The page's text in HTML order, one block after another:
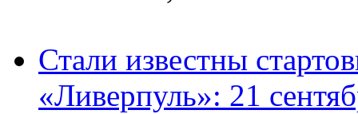
Стали известны
«Ливерпуль»: 21